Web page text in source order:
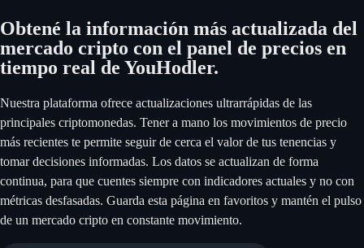
Obtené la información más actualizada del
mercado cripto con el panel de precios en
tiempo real de YouHodler.
Nuestra plataforma ofrece actualizaciones ultrarrápidas de las
principales criptomonedas. Tener a mano los movimientos de precio
más recientes te permite seguir de cerca el valor de tus tenencias y
tomar decisiones informadas. Los datos se actualizan de forma
continua, para que cuentes siempre con indicadores actuales y no con
métricas desfasadas. Guarda esta página en favoritos y mantén el pulso
de un mercado cripto en constante movimiento.